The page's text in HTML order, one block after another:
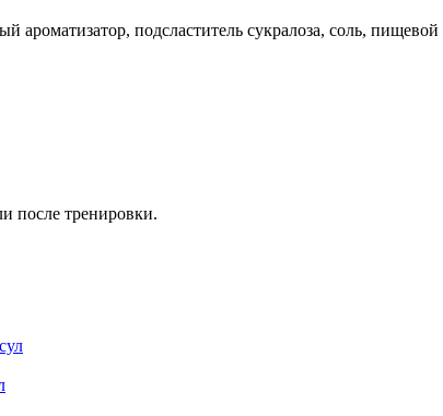
ароматизатор, подсластитель сукралоза, соль,
после тренировки.